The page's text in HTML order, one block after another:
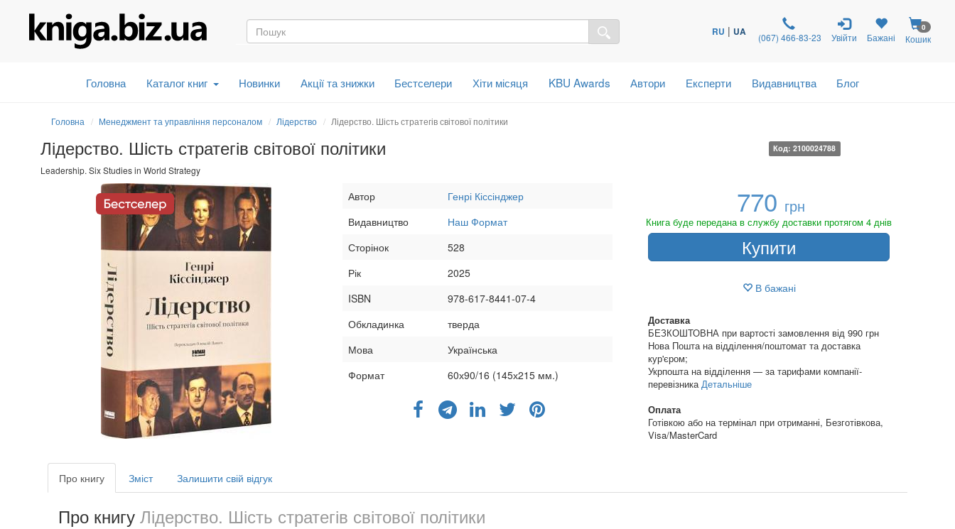
RU | UA (067) 466-83-23 Увійти Бажані
0
Кошик
Головна Каталог книг Новинки Акції та знижки Бестселери Хіти місяця KBU Awards Автори Експерти Видавництва Блог
Головна Менеджмент та управління персоналом Лідерство Лідерство. Шість стратегів світової політики
Лідерство. Шість стратегів світової політики
Leadership. Six Studies in World Strategy
Код: 2100024788
770 грн
Книга буде передана в службу доставки протягом 4 днів
Купити
В бажані
Доставка
БЕЗКОШТОВНА при вартості замовлення від 990 грн
Нова Пошта на відділення/поштомат та доставка
кур'єром;
Укрпошта на відділення — за тарифами компанії-
перевізника Детальніше
Оплата
Готівкою або на термінал при отриманні, Безготівкова,
Visa/MasterCard
Автор
Генрі Кіссінджер
Видавництво
Наш Формат
Сторінок
528
Рік
2025
ISBN
978-617-8441-07-4
Обкладинка
тверда
Мова
Українська
Формат
60х90/16 (145х215 мм.)
Про книгу Зміст Залишити свій відгук
Про книгу Лідерство. Шість стратегів світової політики